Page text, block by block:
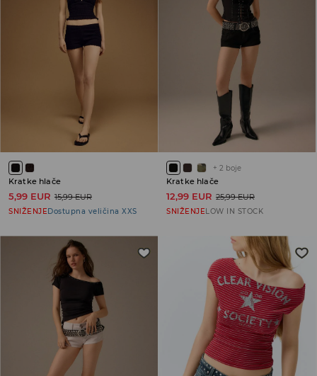
Kratke hlače
5,99 EUR 15,99 EUR
SNIŽENJEDostupna veličina XXS
+ 2 boje
Kratke hlače
12,99 EUR 25,99 EUR
SNIŽENJELOW IN STOCK